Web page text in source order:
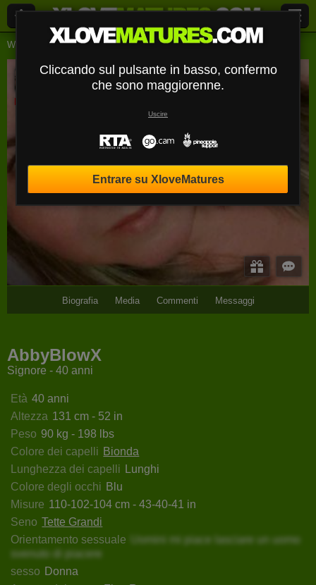
Webcam Live Signore Abbyblowx
AbbyBlowX
Disconnesso
Biografia Media Commenti Messaggi
AbbyBlowX
Signore - 40 anni
Età 40 anni
Altezza 131 cm - 52 in
Peso 90 kg - 198 lbs
Colore dei capelli Bionda
Lunghezza dei capelli Lunghi
Colore degli occhi Blu
Misure 110-102-104 cm - 43-40-41 in
Seno Tette Grandi
Orientamento sessuale
Uomini mi piace lasciare un uomo
svenuto di piacere
sesso Donna
Cliccando sul pulsante in basso, confermo
che sono maggiorenne.
Uscire
Entrare su XloveMatures